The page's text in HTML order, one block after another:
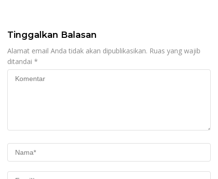
Tinggalkan Balasan
Alamat email Anda tidak akan dipublikasikan. Ruas yang wajib
ditandai *